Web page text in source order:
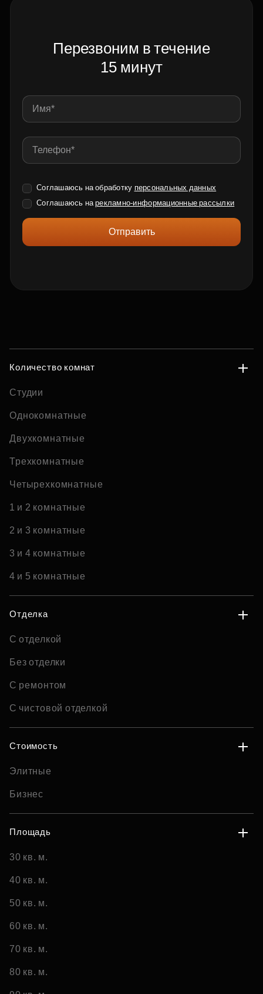
Перезвоним в течение
15 минут
Соглашаюсь на обработку персональных данных
Соглашаюсь нарекламно-информационные рассылки
Отправить
Количество комнат
Студии
Однокомнатные
Двухкомнатные
Трехкомнатные
Четырехкомнатные
1 и 2 комнатные
2 и 3 комнатные
3 и 4 комнатные
4 и 5 комнатные
Отделка
С отделкой
Без отделки
С ремонтом
С чистовой отделкой
Стоимость
Элитные
Бизнес
Площадь
30 кв. м.
40 кв. м.
50 кв. м.
60 кв. м.
70 кв. м.
80 кв. м.